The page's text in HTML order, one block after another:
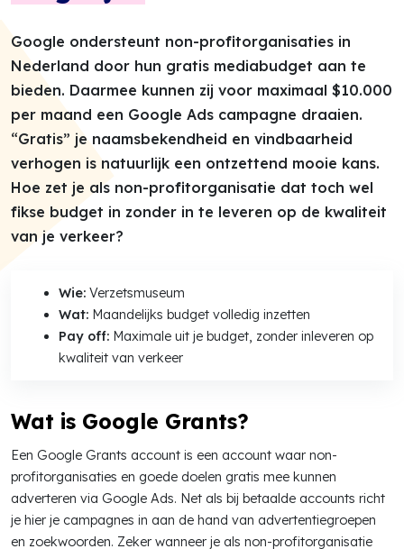
Google ondersteunt non-profitorganisaties in
Nederland door hun gratis mediabudget aan te
bieden. Daarmee kunnen zij voor maximaal $10.000
per maand een Google Ads campagne draaien.
“Gratis” je naamsbekendheid en vindbaarheid
verhogen is natuurlijk een ontzettend mooie kans.
Hoe zet je als non-profitorganisatie dat toch wel
fikse budget in zonder in te leveren op de kwaliteit
van je verkeer?
Wie:Verzetsmuseum
Wat:Maandelijks budget volledig inzetten
Pay off:Maximale uit je budget, zonder inleveren op
kwaliteit van verkeer
Wat is Google Grants?
Een Google Grants account is een account waar non-
profitorganisaties en goede doelen gratis mee kunnen
adverteren via Google Ads. Net als bij betaalde accounts richt
je hier je campagnes in aan de hand van advertentiegroepen
en zoekwoorden. Zeker wanneer je als non-profitorganisatie